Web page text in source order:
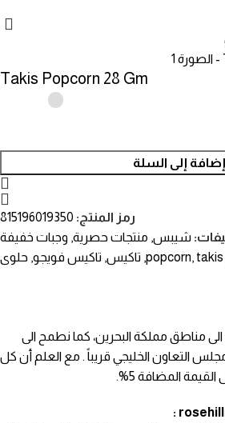
Takis Popcorn 28 Gm
إضافة إلى السلة
رمز المنتج: 815196019350
شيبس, منتجات حصرية, وجبات خفيفة
popcorn, takis
, تاكيس, تاكيس فويجو, حلوى
مناطق مملكة البحرين، كما نطمح الى
التعاون الخليجي قريباً . مع العلم أن كل
المضافة 5%.